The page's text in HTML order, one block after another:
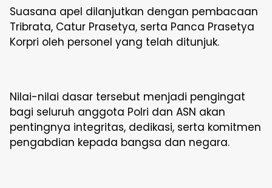
Suasana apel dilanjutkan dengan pembacaan
Tribrata, Catur Prasetya, serta Panca Prasetya
Korpri oleh personel yang telah ditunjuk.
Nilai-nilai dasar tersebut menjadi pengingat
bagi seluruh anggota Polri dan ASN akan
pentingnya integritas, dedikasi, serta komitmen
pengabdian kepada bangsa dan negara.